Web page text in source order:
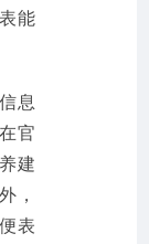
能
息
官
建
，
表